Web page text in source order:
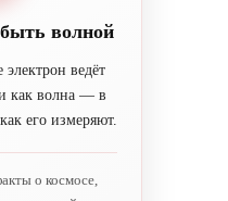
волной
электрон ведёт
как волна — в
его измеряют.
о космосе,